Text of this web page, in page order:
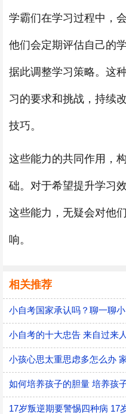
学霸们在学习过程中，
他们会定期评估自己的
据此调整学习策略。这
习的要求和挑战，持续
技巧。
这些能力的共同作用，
础。对于希望提升学习
这些能力，无疑会对他
响。
相关推荐
小自考国家承认吗？聊一聊
小自考的十大忠告 来自过来
小孩心思太重思虑多怎么办